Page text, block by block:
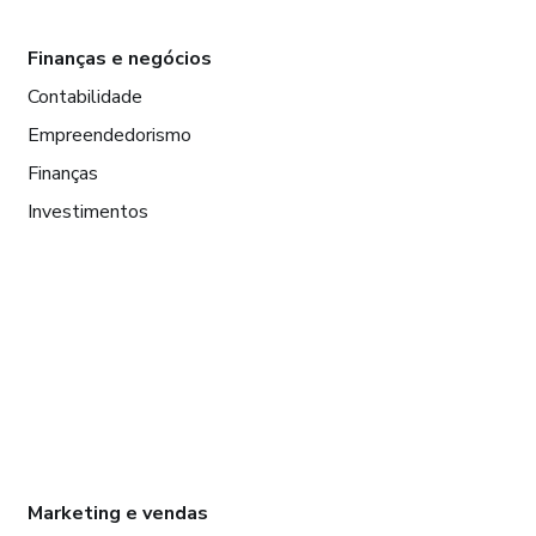
Finanças e negócios
Contabilidade
Empreendedorismo
Finanças
Investimentos
Marketing e vendas